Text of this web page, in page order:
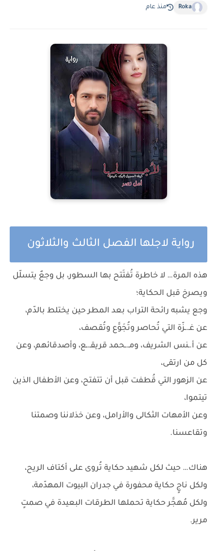
Roka منذ عام
رواية لاجلها الفصل الثالث والثلاثون
هذه المرة… لا خاطرة تُفتَتح بها السطور، بل وجعٌ يتسلّل
ويصرخ قبل الحكاية؛
وجع يشبه رائحة التراب بعد المطر حين يختلط بالدّم،
عن غـ.ـزّة التي تُحاصر وتُجَوَّع وتُقصف،
عن أ.ـنس الشريف، ومـ.ـحمد قريقـ.ـع، وأصدقائهم، وعن
كل من ارتقى،
عن الزهور التي قُطفت قبل أن تتفتح، وعن الأطفال الذين
تيتموا،
وعن الأمهات الثكالى والأرامل، وعن خذلاننا وصمتنا
وتقاعسنا.
هناك… حيث لكل شهيد حكاية تُروى على أكتاف الريح،
ولكل ناجٍ حكاية محفورة في جدران البيوت المهدّمة،
ولكل مُهجَّر حكاية تحملها الطرقات البعيدة في صمتٍ
مرير.